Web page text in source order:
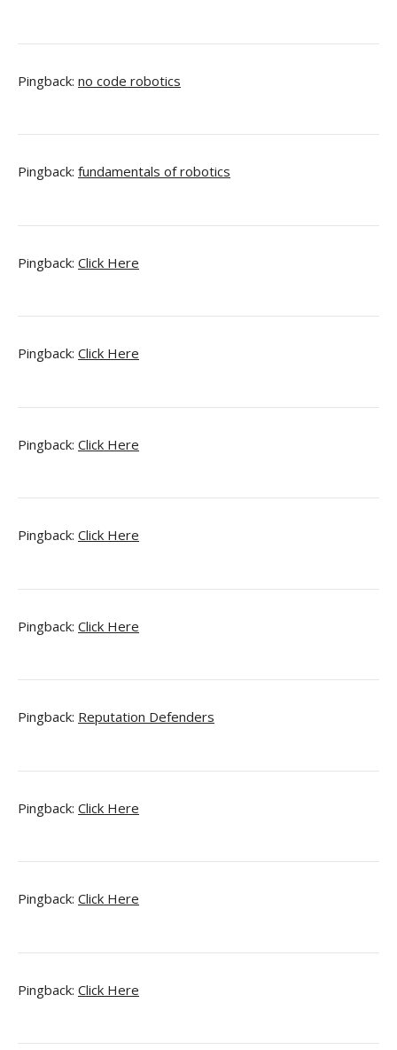
Pingback: no code robotics
Pingback: fundamentals of robotics
Pingback: Click Here
Pingback: Click Here
Pingback: Click Here
Pingback: Click Here
Pingback: Click Here
Pingback: Reputation Defenders
Pingback: Click Here
Pingback: Click Here
Pingback: Click Here